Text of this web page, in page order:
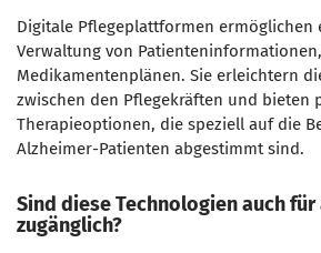
Digitale Pflegeplattformen ermöglichen
Verwaltung von
Medikamentenplänen. Sie erleichtern
zwischen den Pflegekräften und bieten
Therapieoptionen, die speziell auf die
Alzheimer-Patienten abgestimmt sind.
Sind diese Technologien auch
zugänglich?